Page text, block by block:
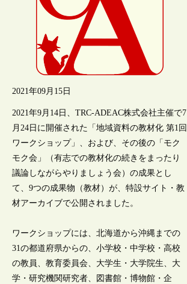
2021年09月15日
2021年9月14日、TRC-ADEAC株式会社主催で7
月24日に開催された「地域資料の教材化 第1回
ワークショップ」、および、その後の「モク
モク会」（有志での教材化の続きをまったり
議論しながらやりましょう会）の成果とし
て、9つの成果物（教材）が、特設サイト・教
材アーカイブで公開されました。
ワークショップには、北海道から沖縄までの
31の都道府県からの、小学校・中学校・高校
の教員、教育委員会、大学生・大学院生、大
学・研究機関研究者、図書館・博物館・企